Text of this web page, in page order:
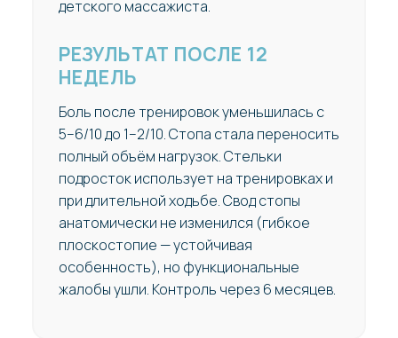
детского массажиста.
РЕЗУЛЬТАТ ПОСЛЕ 12
НЕДЕЛЬ
Боль после тренировок уменьшилась с
5–6/10 до 1–2/10. Стопа стала переносить
полный объём нагрузок. Стельки
подросток использует на тренировках и
при длительной ходьбе. Свод стопы
анатомически не изменился (гибкое
плоскостопие — устойчивая
особенность), но функциональные
жалобы ушли. Контроль через 6 месяцев.